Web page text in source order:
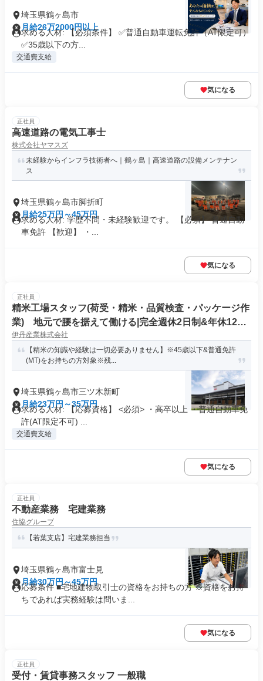
埼玉県鶴ヶ島市
月給26万2000円以上
求める人材: 【必須条件】 ✅️普通自動車運転免許（AT限定可）
✅️35歳以下の方...
交通費支給
気になる
正社員
高速道路の電気工事士
株式会社ヤマスズ
未経験からインフラ技術者へ｜鶴ヶ島｜高速道路の設備メンテナン
ス
埼玉県鶴ヶ島市脚折町
月給25万円～45万円
求める人材: 学歴不問・未経験歓迎です。 【必須】 普通自動
車免許 【歓迎】 ・...
気になる
正社員
精米工場スタッフ(荷受・精米・品質検査・パッケージ作
業) 地元で腰を据えて働ける|完全週休2日制&年休123
日以上
伊丹産業株式会社
【精米の知識や経験は一切必要ありません】※45歳以下&普通免許
(MT)をお持ちの方対象※残...
埼玉県鶴ヶ島市三ツ木新町
月給23万円～35万円
求める人材: 【応募資格】 <必須> ・高卒以上 ・普通自動車免
許(AT限定不可) ...
交通費支給
気になる
正社員
不動産業務 宅建業務
住協グループ
【若葉支店】宅建業務担当
埼玉県鶴ヶ島市富士見
月給30万円～45万円
応募条件 ■宅地建物取引士の資格をお持ちの方 ※資格をお持
ちであれば実務経験は問いま...
気になる
正社員
受付・賃貸事務スタッフ 一般職